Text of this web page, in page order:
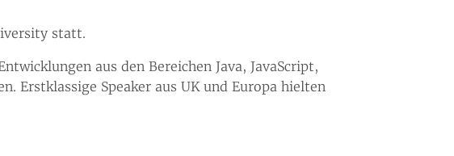
statt.
aus den Bereichen Java, JavaScript,
Erstklassige Speaker aus UK und Europa hielten